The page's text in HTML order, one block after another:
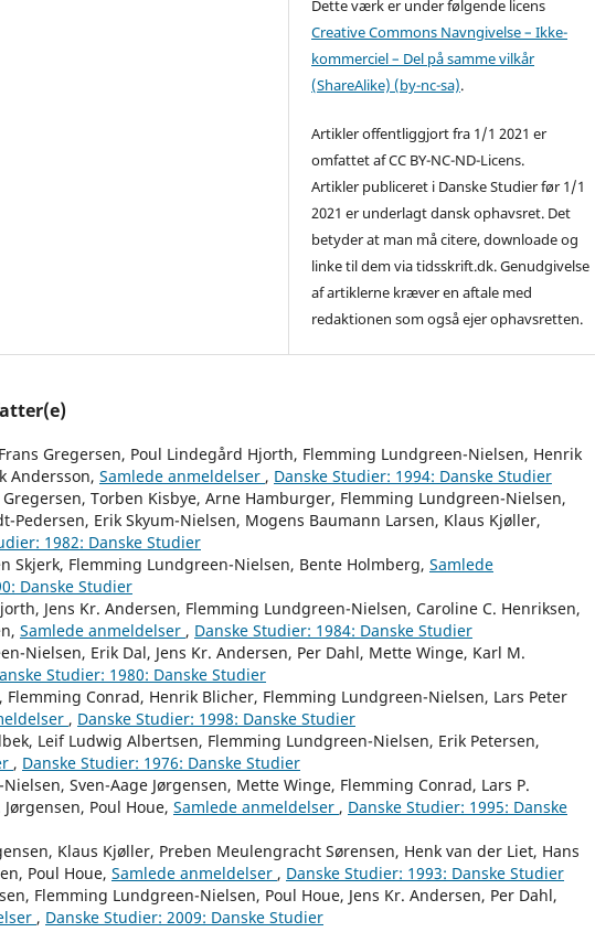
Dette værk er under følgende licens
Creative Commons Navngivelse – Ikke-
kommerciel – Del på samme vilkår
(ShareAlike) (by-nc-sa).
Artikler offentliggjort fra 1/1 2021 er
omfattet af CC BY-NC-ND-Licens.
Artikler publiceret i Danske Studier før 1/1
2021 er underlagt dansk ophavsret. Det
betyder at man må citere, downloade og
linke til dem via tidsskrift.dk. Genudgivelse
af artiklerne kræver en aftale med
redaktionen som også ejer ophavsretten.
Gregersen, Poul Lindegård Hjorth, Flemming Lundgreen-Nielsen, Henrik
Andersson, Samlede anmeldelser , Danske Studier: 1994: Danske Studier
Torben Kisbye, Arne Hamburger, Flemming Lundgreen-Nielsen,
Pedersen, Erik Skyum-Nielsen, Mogens Baumann Larsen, Klaus Kjøller,
1982: Danske Studier
Skjerk, Flemming Lundgreen-Nielsen, Bente Holmberg, Samlede
Danske Studier
Jens Kr. Andersen, Flemming Lundgreen-Nielsen, Caroline C. Henriksen,
Samlede anmeldelser , Danske Studier: 1984: Danske Studier
Nielsen, Erik Dal, Jens Kr. Andersen, Per Dahl, Mette Winge, Karl M.
Studier: 1980: Danske Studier
Conrad, Henrik Blicher, Flemming Lundgreen-Nielsen, Lars Peter
, Danske Studier: 1998: Danske Studier
Leif Ludwig Albertsen, Flemming Lundgreen-Nielsen, Erik Petersen,
, Danske Studier: 1976: Danske Studier
Sven-Aage Jørgensen, Mette Winge, Flemming Conrad, Lars P.
Poul Houe, Samlede anmeldelser , Danske Studier: 1995: Danske
Klaus Kjøller, Preben Meulengracht Sørensen, Henk van der Liet, Hans
Poul Houe, Samlede anmeldelser , Danske Studier: 1993: Danske Studier
Flemming Lundgreen-Nielsen, Poul Houe, Jens Kr. Andersen, Per Dahl,
, Danske Studier: 2009: Danske Studier